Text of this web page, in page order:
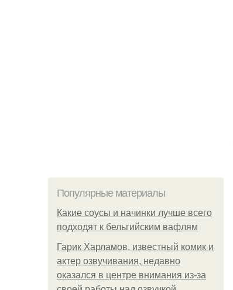
Популярные материалы
Какие соусы и начинки лучше всего
подходят к бельгийским вафлям
Гарик Харламов, известный комик и
актер озвучивания, недавно
оказался в центре внимания из-за